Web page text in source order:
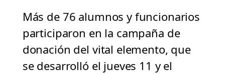
Más de 76 alumnos y funcionarios
participaron en la campaña de
donación del vital elemento, que
se desarrolló el jueves 11 y el